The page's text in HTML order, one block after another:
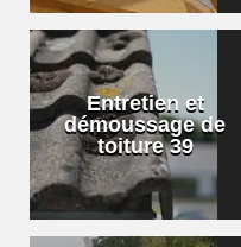
Entretien et
démoussage de
toiture 39